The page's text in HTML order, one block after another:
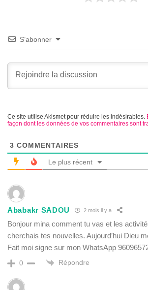
S’abonner
Ce site utilise Akismet pour réduire les indésirables.
façon dont les données de vos commentaires sont
3 COMMENTAIRES
Le plus récent
Ababakr SADOU 2 mois il y a
Bonjour mina comment tu vas et les
cherchais tes nouvelles. Aujourd’hui Dieu
Fait moi signe sur mon WhatsApp
0 Répondre